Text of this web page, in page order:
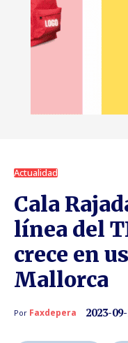
Actualidad
Cala
línea del
crece en
Mallorca
Por Faxdepera 2023-